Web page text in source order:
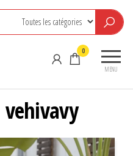
MENU
0
vehivavy